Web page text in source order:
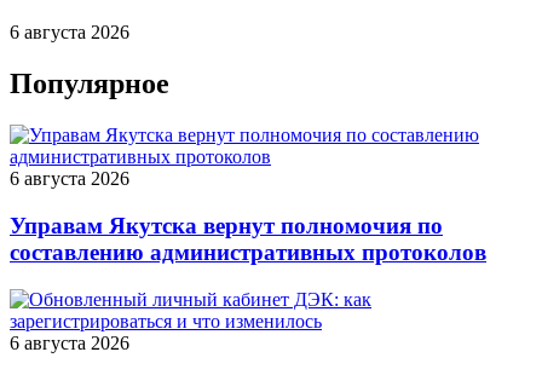
6 августа 2026
Популярное
6 августа 2026
Управам Якутска вернут полномочия по
составлению административных протоколов
6 августа 2026